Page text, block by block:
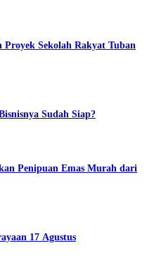
Sekolah Rakyat Tuban
Sudah Siap?
Penipuan Emas Murah dari
17 Agustus